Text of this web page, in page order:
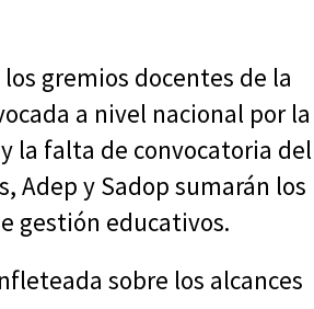
gremios docentes de la
a nivel nacional por la
la falta de convocatoria del
Adep y Sadop sumarán los
gestión educativos.
sobre los alcances